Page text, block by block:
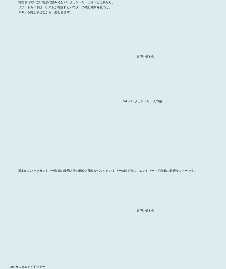
基本的なバックカントリー装備の使用方法の紹介と簡単なバックカントリー体験を含む、エントリー・初心者に最適なツアーです。
04. バックカントリー入門編
05. カスタムメイドツアー
お問い合わせ
お問い合わせ
管理されていない地形に踏み込むバックカントリーガイドとは異なり、
リゾートガイドは、ゲストが隠されたパウダーの隠し場所を見つけ、
スキルを向上させながら、楽しみます。